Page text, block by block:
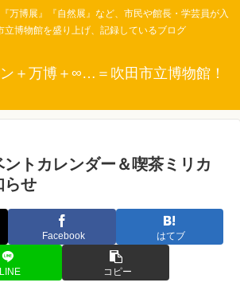
万博展』『自然展』など、市民や館長・学芸員が入
立博物館を盛り上げ、記録しているブログ
＋万博＋∞…＝吹田市立博物館！
ントカレンダー＆喫茶ミリカ
らせ
Facebook はてブ
LINE コピー